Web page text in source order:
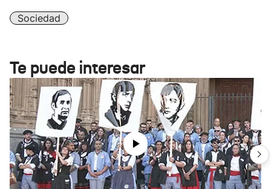
Sociedad
Te puede interesar